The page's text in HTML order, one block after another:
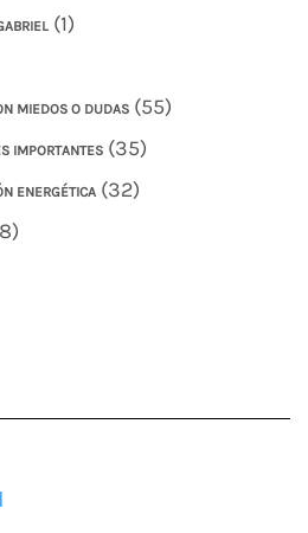
(1)
MIEDOS O DUDAS (55)
IMPORTANTES (35)
ENERGÉTICA (32)